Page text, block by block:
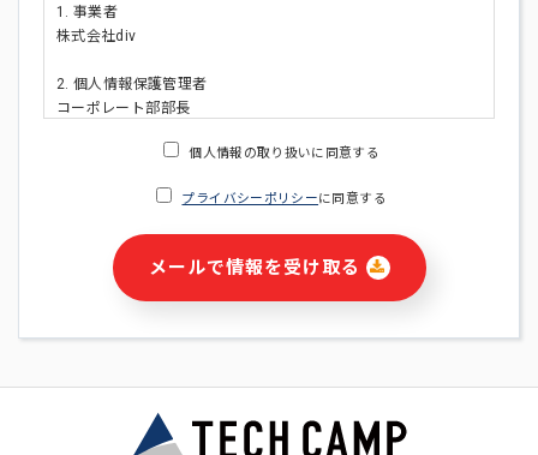
1. 事業者
株式会社div
2. 個人情報保護管理者
コーポレート部部長
・ご請求された資料の送付のため
・本サービス及び本サービスに関連する情報(当社及び第三者の
サービス又は商品等の広告配信・宣伝を含みますが、それらに
・個人(法人の場合は担当者)を識別できない形式に加工した統
計情報の作成および利用
個人情報の取り扱いに同意する
プライバシーポリシーに同意する
メールで情報を受け取る